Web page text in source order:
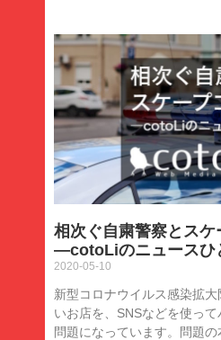
相次ぐ自粛警察とス
―cotoLiのニュースひ
2020-05-10
新型コロナウイルス感染拡
いお店を、SNSなどを使っ
問題になっています。問題